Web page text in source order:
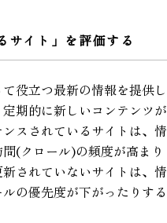
サイト」を評価する
役立つ最新の情報を提供し
期的に新しいコンテンツが
スされているサイトは、情
(クロール)の頻度が高まり
されていないサイトは、情
の優先度が下がったりする